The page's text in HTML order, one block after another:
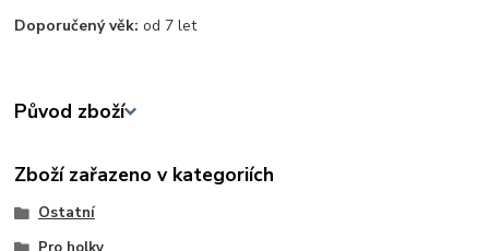
Doporučený věk:od 7 let
Původ zboží
Zboží zařazeno v kategoriích
Ostatní